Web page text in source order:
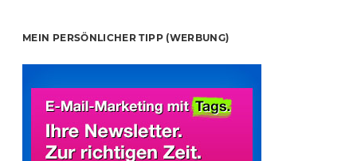
MEIN PERSÖNLICHER TIPP (WERBUNG)